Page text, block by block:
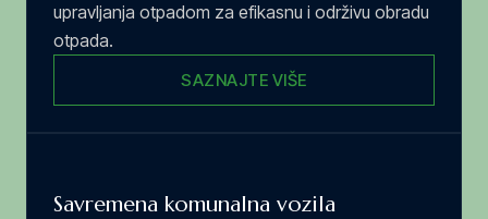
upravljanja otpadom za efikasnu i održivu obradu
otpada.
SAZNAJTE VIŠE
Savremena komunalna vozila